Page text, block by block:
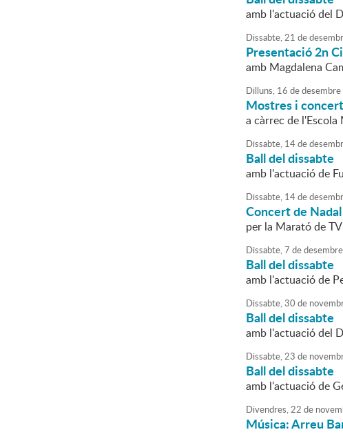
amb l'actuació del
Dissabte,21 de
Presentació 2n
amb Magdalena
Dilluns, 16 dedesembre
Mostres i
a càrrec de
Dissabte, 14de
Ball del dissabte
amb l'actuació de
Dissabte, 14de
Concert de Nadal
per la Marató de
Dissabte,7 dedesembre
Ball del dissabte
amb l'actuació de
Dissabte,30 de
Ball del dissabte
amb l'actuació del
Dissabte,23 de
Ball del dissabte
amb l'actuació de
Divendres,22 de
Música: Arreu